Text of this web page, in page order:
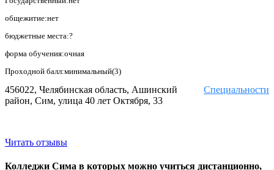
общежитие:нет
бюджетные места:?
форма обучения:очная
Проходной балл:минимальный(3)
Специальности
456022, Челябинская область, Ашинский
район, Сим, улица 40 лет Октября, 33
Читать отзывы
Колледжи Сима в которых можно учиться дистанционно,